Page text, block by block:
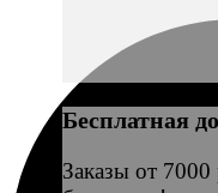
Бесплатная
Заказы от 7000